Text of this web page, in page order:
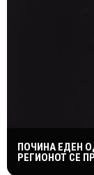
ПОЧИНА ЕДЕН
РЕГИОНОТ СЕ